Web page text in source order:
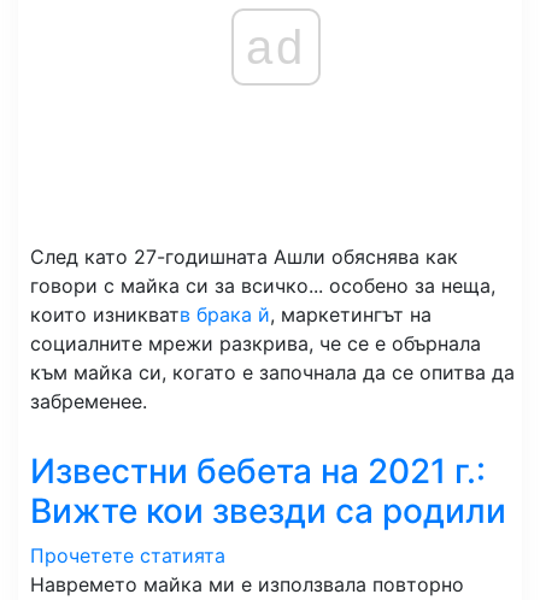
ad
След като 27-годишната Ашли обяснява как
говори с майка си за всичко... особено за неща,
които изникватв брака й, маркетингът на
социалните мрежи разкрива, че се е обърнала
към майка си, когато е започнала да се опитва да
забременее.
Известни бебета на 2021 г.:
Вижте кои звезди са родили
Прочетете статията
Навремето майка ми е използвала повторно